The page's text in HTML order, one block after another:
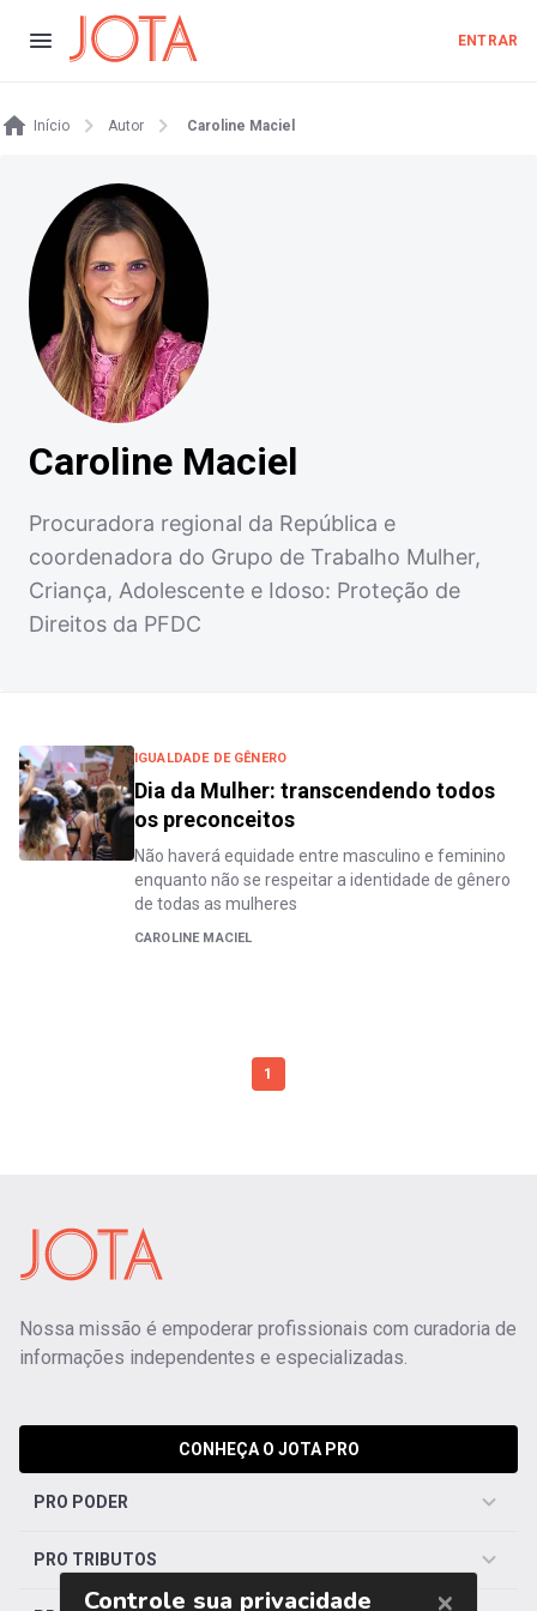
ENTRAR
Início Autor Caroline Maciel
Caroline Maciel
Procuradora regional da República e
coordenadora do Grupo de Trabalho Mulher,
Criança, Adolescente e Idoso: Proteção de
Direitos da PFDC
IGUALDADE DE GÊNERO
Dia da Mulher: transcendendo todos
os preconceitos
Não haverá equidade entre masculino e feminino
enquanto não se respeitar a identidade de gênero
de todas as mulheres
CAROLINE MACIEL
1
Nossa missão é empoderar profissionais com curadoria de
informações independentes e especializadas.
CONHEÇA O JOTA PRO
PRO PODER
PRO TRIBUTOS